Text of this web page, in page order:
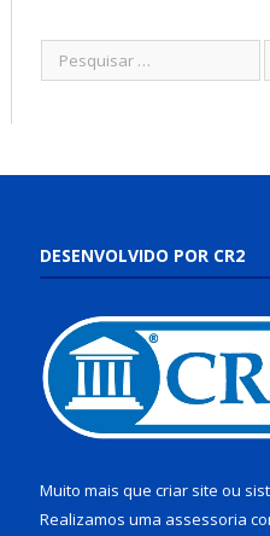
DESENVOLVIDO POR CR2
Muito mais que criar site ou
Realizamos uma assessoria